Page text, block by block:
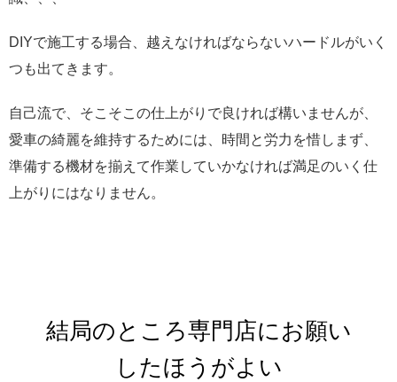
DIYで施工する場合、越えなければならないハードルがいく
つも出てきます。
自己流で、そこそこの仕上がりで良ければ構いませんが、
愛車の綺麗を維持するためには、時間と労力を惜しまず、
準備する機材を揃えて作業していかなければ満足のいく仕
上がりにはなりません。
結局のところ専門店にお願い
したほうがよい